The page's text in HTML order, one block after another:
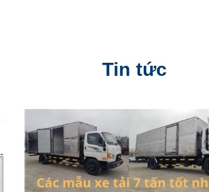
Tin tức